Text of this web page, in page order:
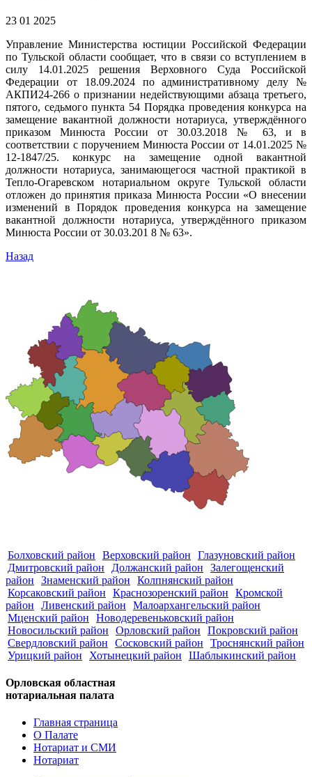
23 01 2025
Управление Министерства юстиции Российской Федерации
по Тульской области сообщает, что в связи со вступлением в
силу 14.01.2025 решения Верховного Суда Российской
Федерации от 18.09.2024 по административному делу №
АКПИ24-266 о признании недействующими абзаца третьего,
пятого, седьмого пункта 54 Порядка проведения конкурса на
замещение вакантной должности нотариуса, утверждённого
приказом Минюста России от 30.03.2018 № 63, и в
соответствии с поручением Минюста России от 14.01.2025 №
12-1847/25. конкурс на замещение одной вакантной
должности нотариуса, занимающегося частной практикой в
Тепло-Огаревском нотариальном округе Тульской области
отложен до принятия приказа Минюста России «О внесении
изменений в Порядок проведения конкурса на замещение
вакантной должности нотариуса, утверждённого приказом
Минюста России от 30.03.201 8 № 63».
Назад
Болховский район Верховский район
Глазуновский район
Дмитровский район
Должанский район
Залегощенский
район
Знаменский район
Колпнянский район
Корсаковский район
Краснозоренский район
Кромской
район
Ливенский район
Малоархангельский район
Мценский район
Новодеревеньковский район
Новосильский район
Орловский район
Покровский район
Свердловский район
Сосковский район
Троснянский район
Урицкий район
Хотынецкий район Шаблыкинский район
Орловская областная
нотариальная палата
Главная страница
О Палате
Нотариат и СМИ
Нотариат